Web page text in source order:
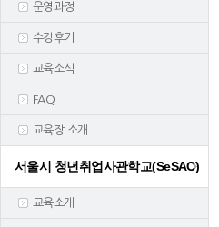
운영과정
수강후기
교육소식
FAQ
교육장 소개
서울시 청년취업사관학교(SeSAC)
교육소개